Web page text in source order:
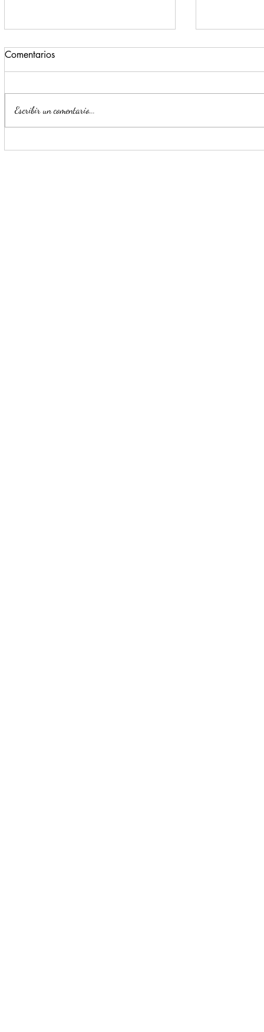
Impulsa Mijes 'Modo
Para
Comentarios
Escribir un comentario...